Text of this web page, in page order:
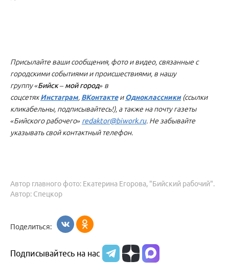
Присылайте ваши сообщения, фото и видео, связанные с
городскими событиями и происшествиями, в нашу
группу«Бийск – мой город» в
соцсетяхИнстаграм, ВКонтактеиОдноклассники(ссылки
кликабельны, подписывайтесь!), а также на почту газеты
«Бийского рабочего» redaktor@biwork.ru. Не забывайте
указывать свой контактный телефон.
Автор: Спецкор
Автор главного фото: Екатерина Егорова, "Бийский рабочий".
Поделиться:
Подписывайтесь на нас